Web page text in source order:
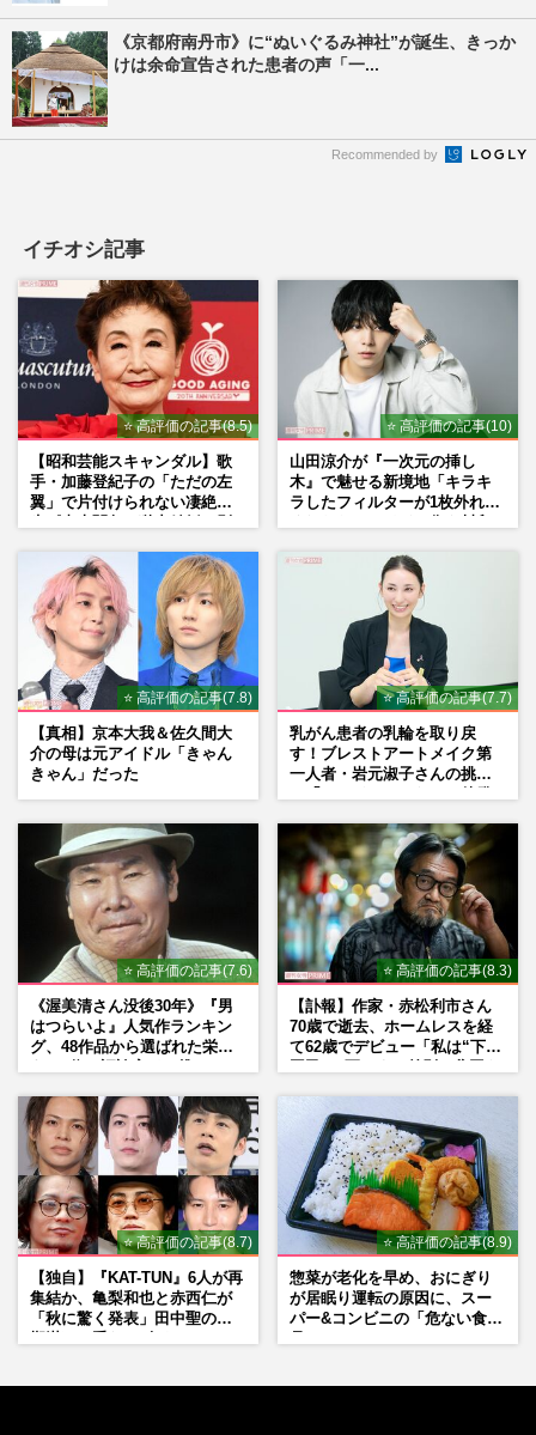
《京都府南丹市》に“ぬいぐるみ神社”が誕生、きっか
けは余命宣告された患者の声「一...
Recommended by
イチオシ記事
⭐ 高評価の記事(8.5)
【昭和芸能スキャンダル】歌
手・加藤登紀子の「ただの左
翼」で片付けられない凄絶半
⭐ 高評価の記事(10)
山田涼介が『一次元の挿し
木』で魅せる新境地「キラキ
ラしたフィルターが1枚外れて
⭐ 高評価の記事(7.8)
【真相】京本大我＆佐久間大
介の母は元アイドル「きゃん
きゃん」だった
⭐ 高評価の記事(7.7)
乳がん患者の乳輪を取り戻
す！ブレストアートメイク第
一人者・岩元淑子さんの挑戦
⭐ 高評価の記事(7.6)
《渥美清さん没後30年》『男
はつらいよ』人気作ランキン
グ、48作品から選ばれた栄え
⭐ 高評価の記事(8.3)
【訃報】作家・赤松利市さん
70歳で逝去、ホームレスを経
て62歳でデビュー「私は“下級
⭐ 高評価の記事(8.7)
【独自】『KAT-TUN』6人が再
集結か、亀梨和也と赤西仁が
「秋に驚く発表」田中聖の刑
⭐ 高評価の記事(8.9)
惣菜が老化を早め、おにぎり
が居眠り運転の原因に、スー
パー&コンビニの「危ない食